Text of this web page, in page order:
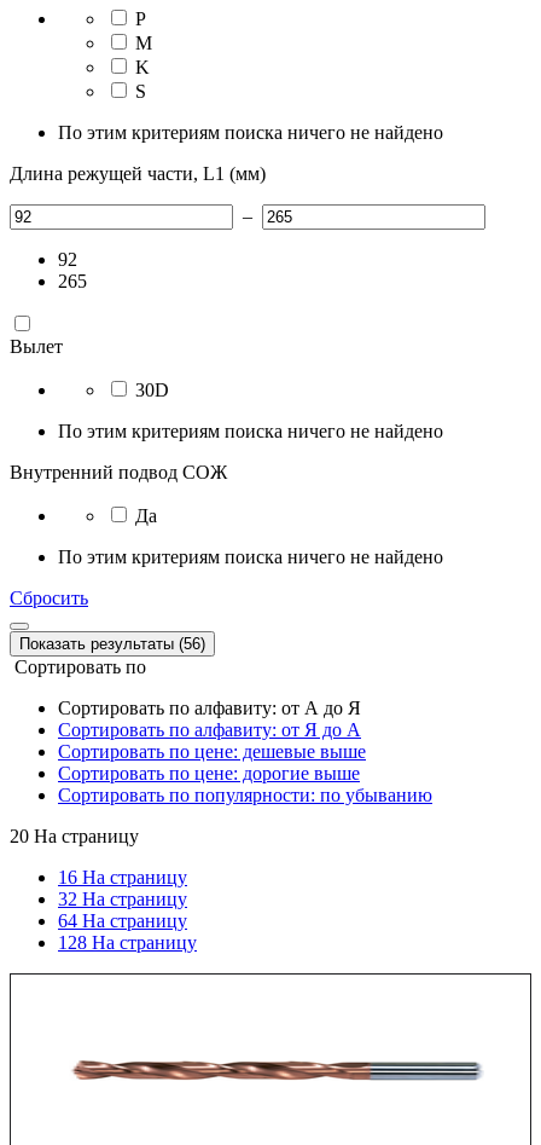
P
M
K
S
По этим критериям поиска ничего не найдено
Длина режущей части, L1 (мм)
–
92
265
Вылет
30D
По этим критериям поиска ничего не найдено
Внутренний подвод СОЖ
Да
По этим критериям поиска ничего не найдено
Сбросить
Показать результаты (56)
Сортировать по
Сортировать по алфавиту: от А до Я
Сортировать по алфавиту: от Я до А
Сортировать по цене: дешевые выше
Сортировать по цене: дорогие выше
Сортировать по популярности: по убыванию
20 На страницу
16 На страницу
32 На страницу
64 На страницу
128 На страницу